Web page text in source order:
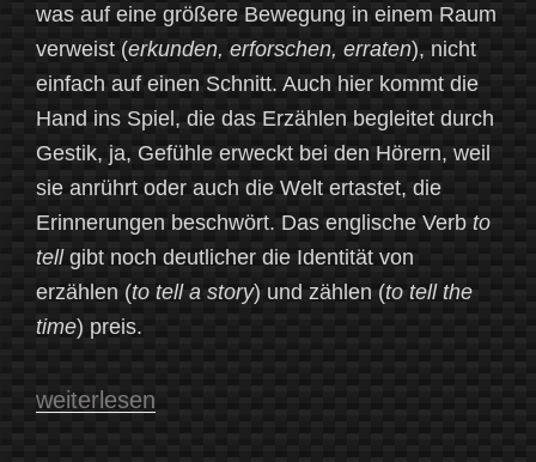
was auf eine größere Bewegung in einem Raum
verweist (erkunden, erforschen, erraten), nicht
einfach auf einen Schnitt. Auch hier kommt die
Hand ins Spiel, die das Erzählen begleitet durch
Gestik, ja, Gefühle erweckt bei den Hörern, weil
sie anrührt oder auch die Welt ertastet, die
Erinnerungen beschwört. Das englische Verb to
tell gibt noch deutlicher die Identität von
erzählen (to tell a story) und zählen (to tell the
time) preis.
„Zukunft
weiterlesen